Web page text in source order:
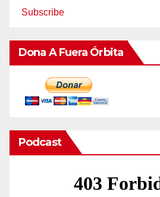
Subscribe
Dona A Fuera Órbita
Podcast